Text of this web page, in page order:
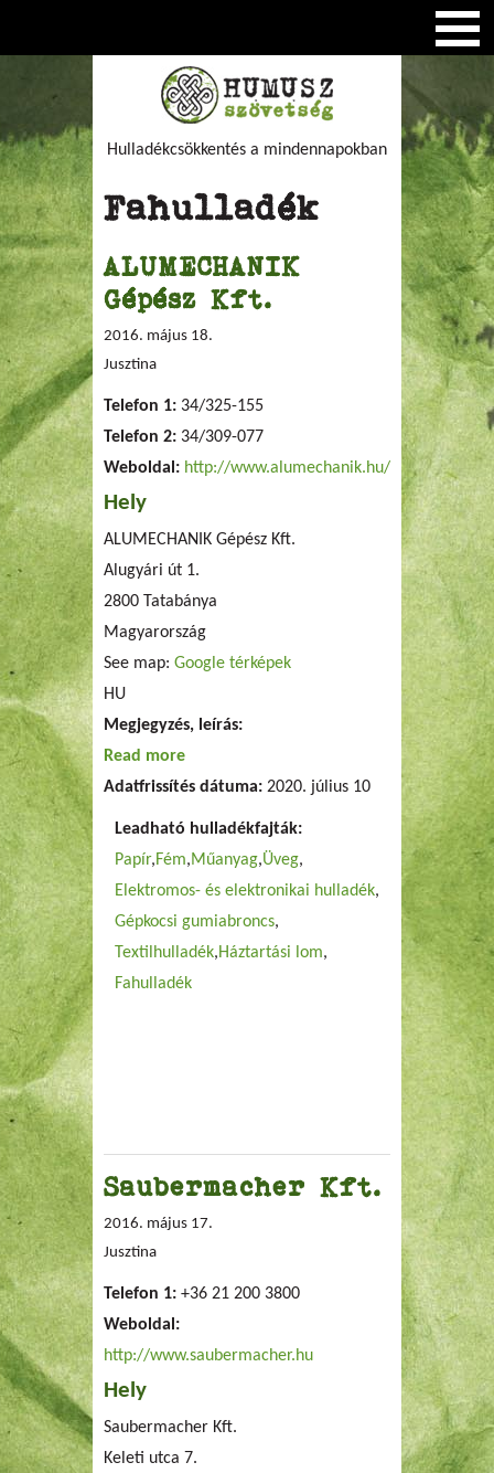
Hulladékcsökkentés a mindennapokban
Fahulladék
ALUMECHANIK
Gépész Kft.
2016. május 18.
Jusztina
Telefon 1: 34/325-155
Telefon 2: 34/309-077
Weboldal: http://www.alumechanik.hu/
Hely
ALUMECHANIK Gépész Kft.
Alugyári út 1.
2800 Tatabánya
Magyarország
See map: Google térképek
HU
Megjegyzés, leírás:
Read more about ALUMECHANIK Gépész Kft.
Adatfrissítés dátuma: 2020. július 10
Leadható hulladékfajták:
Papír Fém Műanyag Üveg
Elektromos- és elektronikai hulladék
Gépkocsi gumiabroncs
Textilhulladék Háztartási lom
Fahulladék
Saubermacher Kft.
2016. május 17.
Jusztina
Telefon 1: +36 21 200 3800
Weboldal:
http://www.saubermacher.hu
Hely
Saubermacher Kft.
Keleti utca 7.